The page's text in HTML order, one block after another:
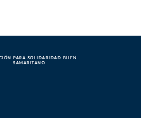
PARA SOLIDARIDAD BUEN
SAMARITANO